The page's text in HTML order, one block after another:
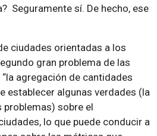
Seguramente sí. De hecho, ese
ciudades orientadas a los
gran problema de las
agregación de cantidades
establecer algunas verdades (la
sobre el
lo que puede conducir a